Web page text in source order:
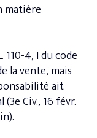
matière
110-4, I du code
la vente, mais
ait
Civ., 16 févr.